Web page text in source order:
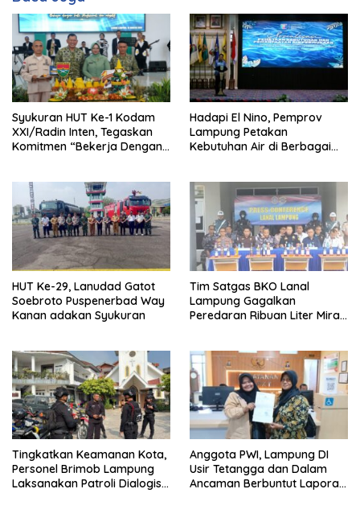
Syukuran HUT Ke-1 Kodam
XXI/Radin Inten, Tegaskan
Komitmen “Bekerja Dengan
Hadapi El Nino, Pemprov
Lampung Petakan
Kebutuhan Air di Berbagai
HUT Ke-29, Lanudad Gatot
Soebroto Puspenerbad Way
Kanan adakan Syukuran
Tim Satgas BKO Lanal
Lampung Gagalkan
Peredaran Ribuan Liter Miras
Tingkatkan Keamanan Kota,
Personel Brimob Lampung
Laksanakan Patroli Dialogis
Anggota PWI, Lampung DI
Usir Tetangga dan Dalam
Ancaman Berbuntut Laporan